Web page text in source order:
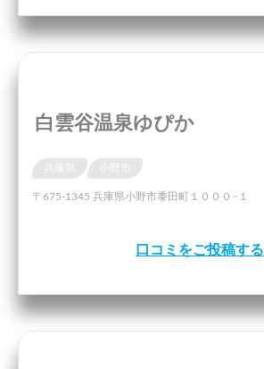
白雲谷温泉ゆぴか
〒675-1345 兵庫県小野市黍田町１０００−１
口コミをご投稿する